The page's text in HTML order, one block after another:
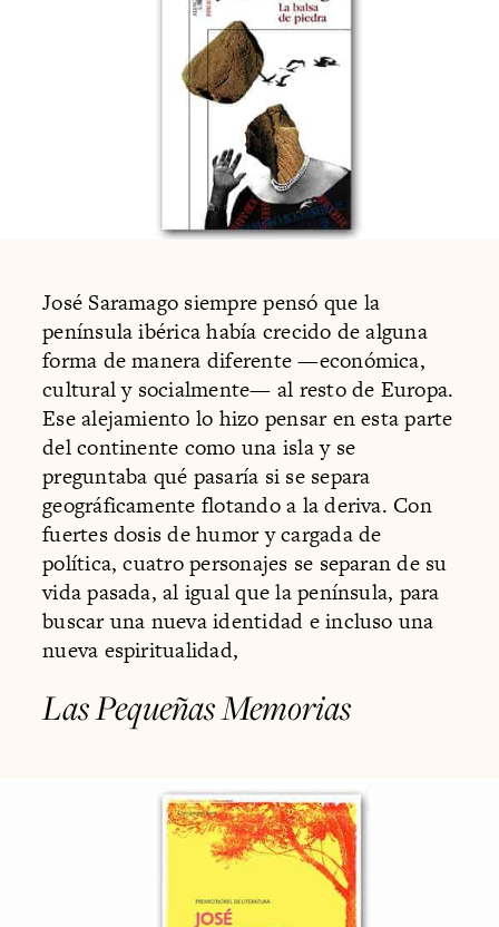
José Saramago siempre pensó que la
península ibérica había crecido de alguna
forma de manera diferente —económica,
cultural y socialmente— al resto de Europa.
Ese alejamiento lo hizo pensar en esta parte
del continente como una isla y se
preguntaba qué pasaría si se separa
geográficamente flotando a la deriva. Con
fuertes dosis de humor y cargada de
política, cuatro personajes se separan de su
vida pasada, al igual que la península, para
buscar una nueva identidad e incluso una
nueva espiritualidad,
Las Pequeñas Memorias